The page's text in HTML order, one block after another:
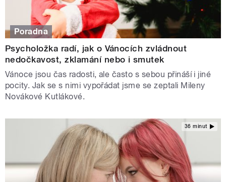
Poradna
Psycholožka radí, jak o Vánocích zvládnout
nedočkavost, zklamání nebo i smutek
Vánoce jsou čas radosti, ale často s sebou přináší i jiné
pocity. Jak se s nimi vypořádat jsme se zeptali Mileny
Novákové Kutlákové.
36 minut